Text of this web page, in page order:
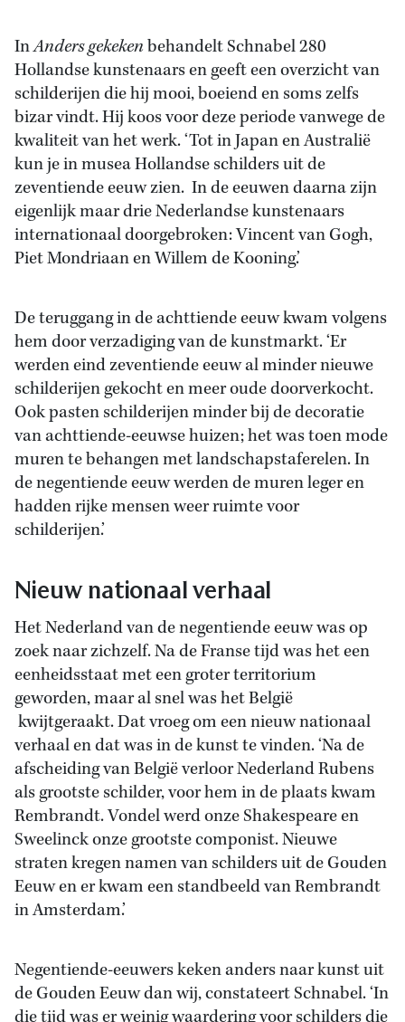
InAnders gekekenbehandelt Schnabel 280
Hollandse kunstenaars en geeft een overzicht van
schilderijen die hij mooi, boeiend en soms zelfs
bizar vindt. Hij koos voor deze periode vanwege de
kwaliteit van het werk. ‘Tot in Japan en Australië
kun je in musea Hollandse schilders uit de
zeventiende eeuw zien. In de eeuwen daarna zijn
eigenlijk maar drie Nederlandse kunstenaars
internationaal doorgebroken: Vincent van Gogh,
Piet Mondriaan en Willem de Kooning.’
De teruggang in de achttiende eeuw kwam volgens
hem door verzadiging van de kunstmarkt. ‘Er
werden eind zeventiende eeuw al minder nieuwe
schilderijen gekocht en meer oude doorverkocht.
Ook pasten schilderijen minder bij de decoratie
van achttiende-eeuwse huizen; het was toen mode
muren te behangen met landschapstaferelen. In
de negentiende eeuw werden de muren leger en
hadden rijke mensen weer ruimte voor
schilderijen.’
Nieuw nationaal verhaal
Het Nederland van de negentiende eeuw was op
zoek naar zichzelf. Na de Franse tijd was het een
eenheidsstaat met een groter territorium
geworden, maar al snel was het België
kwijtgeraakt. Dat vroeg om een nieuw nationaal
verhaal en dat was in de kunst te vinden. ‘Na de
afscheiding van België verloor Nederland Rubens
als grootste schilder, voor hem in de plaats kwam
Rembrandt. Vondel werd onze Shakespeare en
Sweelinck onze grootste componist. Nieuwe
straten kregen namen van schilders uit de Gouden
Eeuw en er kwam een standbeeld van Rembrandt
in Amsterdam.’
Negentiende-eeuwers keken anders naar kunst uit
de Gouden Eeuw dan wij, constateert Schnabel. ‘In